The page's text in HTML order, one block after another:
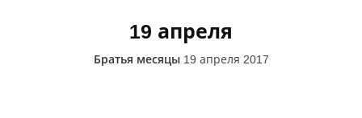
19 апреля
Братья месяцы 19 апреля 2017